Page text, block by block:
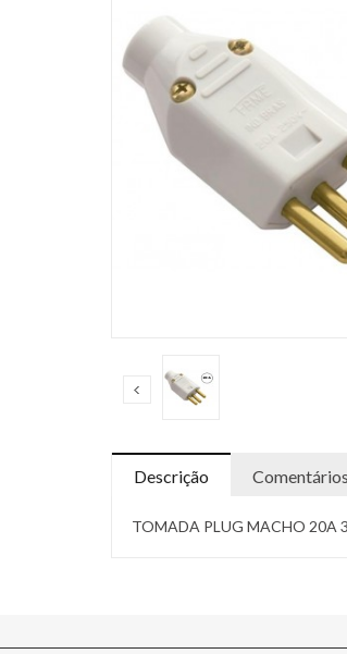
Descrição Comentários
TOMADA PLUG MACHO 20A